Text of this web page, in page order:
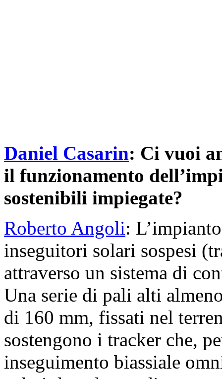
Daniel Casarin: Ci vuoi
il funzionamento
sostenibili impiegate?
Roberto Angoli:
inseguitori solari sospesi
attraverso un sistema di
Una serie di pali alti
di 160 mm, fissati nel
sostengono i tracker che,
inseguimento biassiale